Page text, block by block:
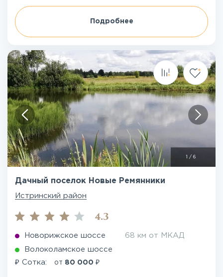
Подробнее
/ 6
Дачный поселок Новые Ремянники
Истринский район
4.3
Новорижское шоссе 68 км от МКАД
Волоколамское шоссе
₽ Сотка: от 80 000 ₽